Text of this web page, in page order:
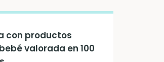
con productos
valorada en 100